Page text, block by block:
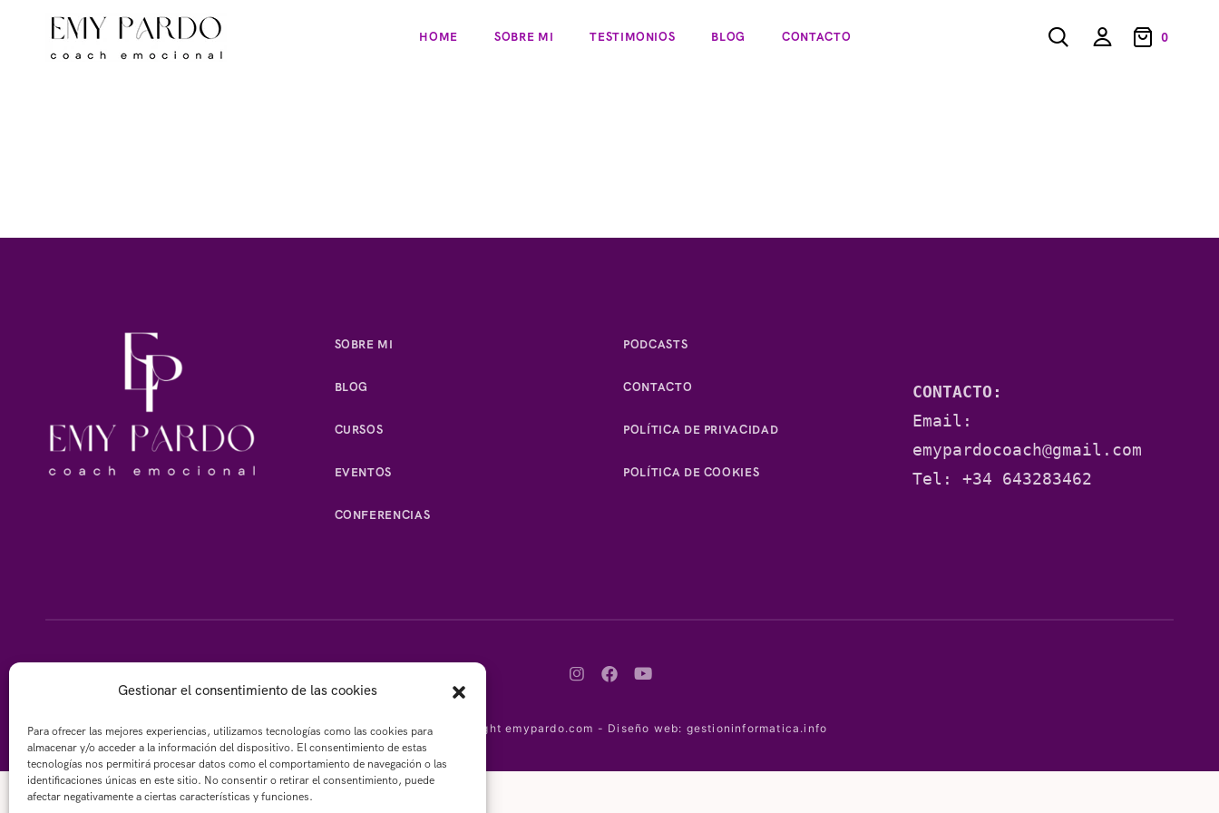
Gestionar el consentimiento de las cookies
Para ofrecer las mejores experiencias, utilizamos tecnologías como las cookies para
almacenar y/o acceder a la información del dispositivo. El consentimiento de estas
tecnologías nos permitirá procesar datos como el comportamiento de navegación o las
identificaciones únicas en este sitio. No consentir o retirar el consentimiento, puede
afectar negativamente a ciertas características y funciones.
HOME SOBRE MI TESTIMONIOS BLOG CONTACTO 0
SOBRE MI
BLOG
CURSOS
EVENTOS
CONFERENCIAS
PODCASTS
CONTACTO
POLÍTICA DE PRIVACIDAD
POLÍTICA DE COOKIES
CONTACTO:
emypardocoach@gmail.com
Tel: +34 643283462
© 2023 Copyright emypardo.com - Diseño web: gestioninformatica.info